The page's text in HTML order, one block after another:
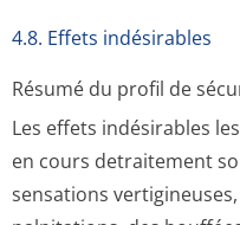
4.8. Effets indésirables
Résumé du profil de
Les effets indésirables
en cours detraitement
sensations